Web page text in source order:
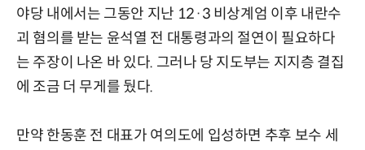
야당 내에서는 그동안 지난 12·3 비상계엄 이후 내란수
괴 혐의를 받는 윤석열 전 대통령과의 절연이 필요하다
는 주장이 나온 바 있다. 그러나 당 지도부는 지지층 결집
에 조금 더 무게를 뒀다.
만약 한동훈 전 대표가 여의도에 입성하면 추후 보수 세